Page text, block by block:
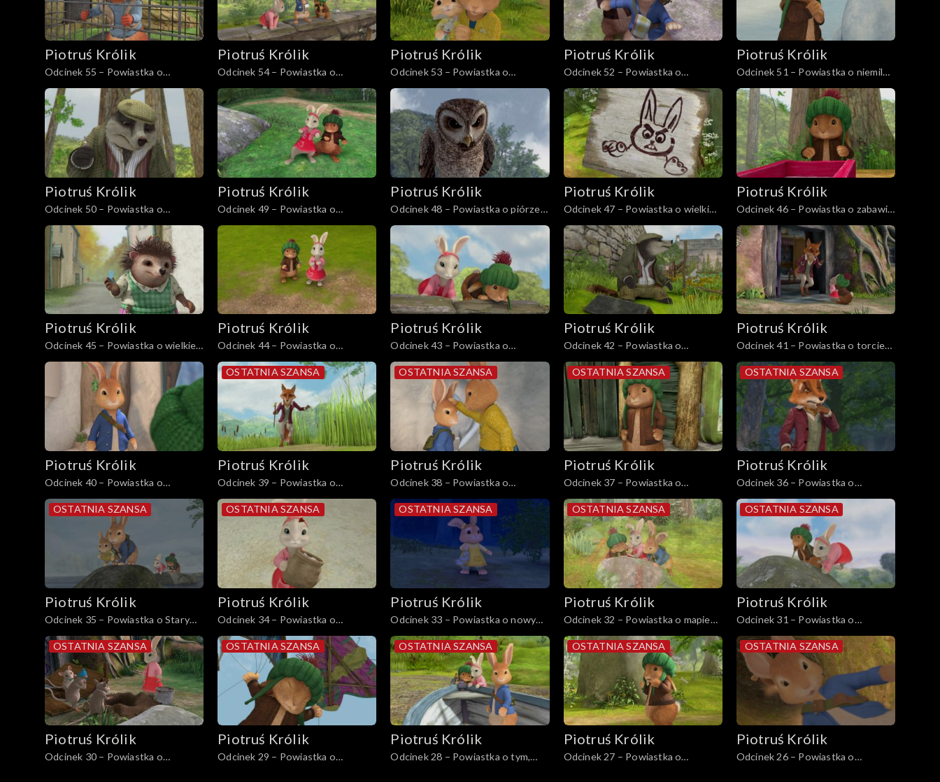
Piotruś Królik
Odcinek 55 – Powiastka o
potrawce z wiewiórki
Piotruś Królik
Odcinek 54 – Powiastka o
tarapatach pani Kałużyńskiej
Piotruś Królik
Odcinek 53 – Powiastka o
latających królikach
Piotruś Królik
Odcinek 52 – Powiastka o
nadciągającej burzy
Piotruś Królik
Odcinek 51 – Powiastka o niemile
widzianym borsuku
Piotruś Królik
Odcinek 50 – Powiastka o
piszczącej zabawce
Piotruś Królik
Odcinek 49 – Powiastka o
muzycznej przygodzie Jeremiego
Piotruś Królik
Odcinek 48 – Powiastka o piórze
Starego Bruna
Piotruś Królik
Odcinek 47 – Powiastka o wielkim
złym króliku
Piotruś Królik
Odcinek 46 – Powiastka o zabawie
w „a kuku”
Piotruś Królik
Odcinek 45 – Powiastka o wielkiej
dyni
Piotruś Królik
Odcinek 44 – Powiastka o
prawdziwych przyjaciołach
Piotruś Królik
Odcinek 43 – Powiastka o
latającym lisie
Piotruś Królik
Odcinek 42 – Powiastka o
strasznej pułapce
Piotruś Królik
Odcinek 41 – Powiastka o torcie
Puchowego Ogonka
Piotruś Królik
Odcinek 40 – Powiastka o
uciekającym króliczku
OSTATNIA SZANSA
Piotruś Królik
Odcinek 39 – Powiastka o
koncercie Jeremiego Rybaka
OSTATNIA SZANSA
Piotruś Królik
Odcinek 38 – Powiastka o
skradzionym drewnie na opał
OSTATNIA SZANSA
Piotruś Królik
Odcinek 37 – Powiastka o
zniszczonym domku na drzewie
OSTATNIA SZANSA
Piotruś Królik
Odcinek 36 – Powiastka o
niezwykłych siostrach
OSTATNIA SZANSA
Piotruś Królik
Odcinek 35 – Powiastka o Starym
Rupciu
OSTATNIA SZANSA
Piotruś Królik
Odcinek 34 – Powiastka o
zaginionej biedronce
OSTATNIA SZANSA
Piotruś Królik
Odcinek 33 – Powiastka o nowym
przyjacielu Puchowego Ogonka
OSTATNIA SZANSA
Piotruś Królik
Odcinek 32 – Powiastka o mapie
Beniamina
OSTATNIA SZANSA
Piotruś Królik
Odcinek 31 – Powiastka o
spadającym głazie
OSTATNIA SZANSA
Piotruś Królik
Odcinek 30 – Powiastka o
OSTATNIA SZANSA
Piotruś Królik
Odcinek 29 – Powiastka o
OSTATNIA SZANSA
Piotruś Królik
Odcinek 28 – Powiastka o tym,
OSTATNIA SZANSA
Piotruś Królik
Odcinek 27 – Powiastka o
OSTATNIA SZANSA
Piotruś Królik
Odcinek 26 – Powiastka o